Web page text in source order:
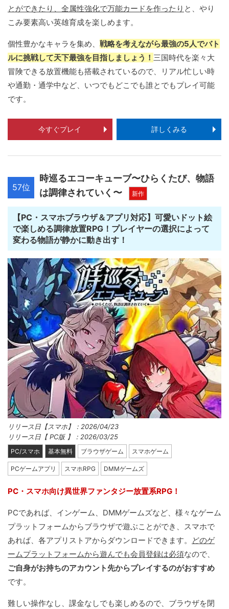
とができたり、全属性強化で万能カードを作ったり と、やり
こみ要素高い英雄育成を楽しめます。
個性豊かなキャラを集め、 戦略を考えながら最強の5人でバト
ルに挑戦して天下最強を目指しましょう！ 三国時代を楽々大
冒険できる放置機能も搭載されているので、リアル忙しい時
や通勤・通学中など、いつでもどこでも誰とでもプレイ可能
です。
今すぐプレイ 詳しくみる
57位
時巡るエコーキューブ〜ひらくたび、物語
は調律されていく〜
新作
【PC・スマホブラウザ＆アプリ対応】可愛いドット絵
で楽しめる調律放置RPG！プレイヤーの選択によって
変わる物語が静かに動き出す！
リリース日【スマホ】：2026/04/23
リリース日【 PC版 】：2026/03/25
PC/スマホ 基本無料 ブラウザゲーム スマホゲーム
PCゲームアプリ スマホRPG DMMゲームズ
PC・スマホ向け異世界ファンタジー放置系RPG！
PCであれば、インゲーム、DMMゲームズなど、様々なゲーム
プラットフォームからブラウザで遊ぶことができ、スマホで
あれば、各アプリストアからダウンロードできます。
どのゲ
ームプラットフォームから遊んでも会員登録は必須なので、
ご自身がお持ちのアカウント先からプレイするのがおすすめ
です。
難しい操作なし、課金なしでも楽しめるので、ブラウザを閉